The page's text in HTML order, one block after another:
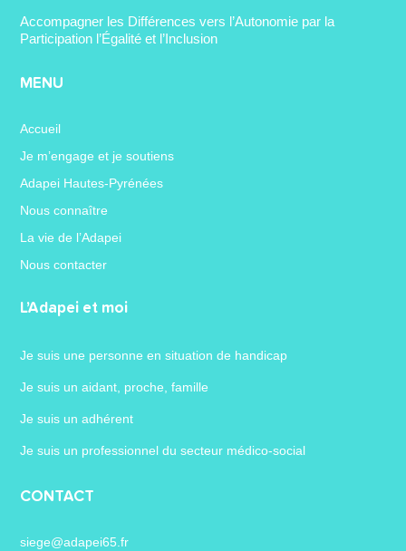
Accompagner les Différences vers l’Autonomie par la
Participation l’Égalité et l’Inclusion
MENU
Accueil
Je m’engage et je soutiens
Adapei Hautes-Pyrénées
Nous connaître
La vie de l’Adapei
Nous contacter
L’Adapei et moi
Je suis une personne en situation de handicap
Je suis un aidant, proche, famille
Je suis un adhérent
Je suis un professionnel du secteur médico-social
CONTACT
siege@adapei65.fr